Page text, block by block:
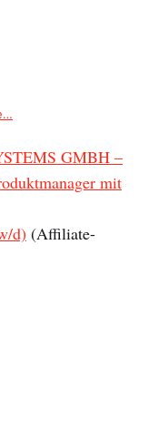
GMBH –
mit
d) (Affiliate-